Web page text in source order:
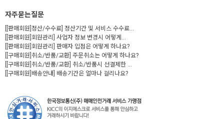
자주묻는질문
[[판매회원]정산/수수료] 정산기간 및 서비스 수수료...
[[판매회원]회원관리] 사업자 정보 변경시 어떻게...
[[판매회원]회원관리] 판매자 입점은 어떻게 하나요?
[[구매회원]취소/반품/교환] 주문취소는 어떻게 하나요?
[[구매회원]취소/반품/교환] 취소/반품시 선결제한 ...
[[구매회원]배송안내] 배송기간은 얼마나 걸리나요?